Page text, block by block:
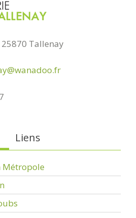
25870 Tallenay
Liens
Métropole